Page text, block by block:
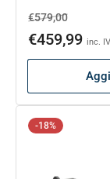
Prezzo
di
€579,00Prezzo
€459,99 inc.
-18%